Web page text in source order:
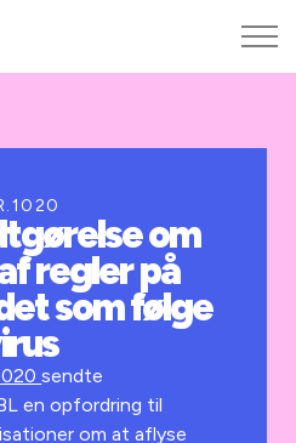
om
regler på
som følge
sendte
en opfordring til
om at aflyse